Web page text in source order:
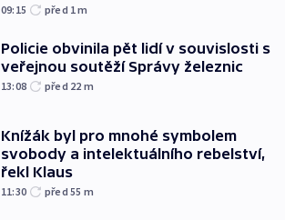
09:15 před 1m
Policie obvinila pět lidí v souvislosti s
veřejnou soutěží Správy železnic
13:08 před 22 m
Knížák byl pro mnohé symbolem
svobody a intelektuálního rebelství,
řekl Klaus
11:30 před 55 m